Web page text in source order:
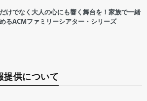
けでなく大人の心にも響く舞台を！家族で一緒
るACMファミリーシアター・シリーズ
提供について